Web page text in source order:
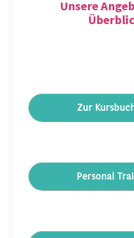
Unsere
Zur
Personal